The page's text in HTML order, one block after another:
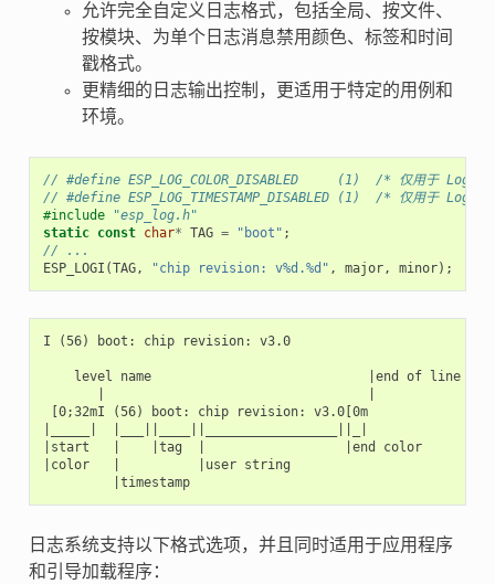
允许完全自定义日志格式，包括全局、按文件、
按模块、为单个日志消息禁用颜色、标签和时间
戳格式。
更精细的日志输出控制，更适用于特定的用例和
环境。
// #define ESP_LOG_COLOR_DISABLED     (1)  /* 仅用于 Log
// #define ESP_LOG_TIMESTAMP_DISABLED (1)  /* 仅用于 Log
#include
"esp_log.h"
static const char* TAG = "boot" ;
// ...
ESP_LOGI (TAG, "chip revision: v%d.%d" , major, minor);
I (56) boot: chip revision: v3.0
    level name                            |end of line
[0;32mI (56) boot: chip revision: v3.0[0m
|start   |    |tag  |                  |end color
|color   |          |user string
         |timestamp
日志系统支持以下格式选项，并且同时适用于应用程序
和引导加载程序：